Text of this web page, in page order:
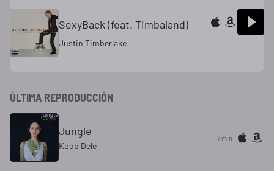
SexyBack (feat. Timbaland)
Justin Timberlake
ÚLTIMA REPRODUCCIÓN
Jungle
Koob Dele
7 min